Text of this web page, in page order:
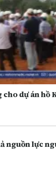
cho dự án hồ
nguồn lực